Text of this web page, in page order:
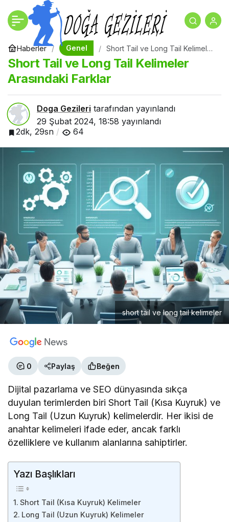
Haberler Genel
Short Tail ve Long Tail Kelimeler
Arasındaki Farklar
Short Tail ve Long Tail Kelimeler
Arasındaki Farklar
Doga Gezileri tarafından yayınlandı
29 Şubat 2024, 18:58 yayınlandı
2dk, 29sn
64
short tail ve long tail kelimeler
0 Paylaş Beğen
Dijital pazarlama ve SEO dünyasında sıkça
duyulan terimlerden biri Short Tail (Kısa Kuyruk) ve
Long Tail (Uzun Kuyruk) kelimelerdir. Her ikisi de
anahtar kelimeleri ifade eder, ancak farklı
özelliklere ve kullanım alanlarına sahiptirler.
Yazı Başlıkları
Short Tail (Kısa Kuyruk) Kelimeler
Long Tail (Uzun Kuyruk) Kelimeler
Mercedes-Benz + - Paylaş